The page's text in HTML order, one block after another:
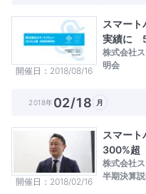
開催日 2018/08/16
スマー
実績に 5
株式会社
明会
2018年02/18 月
開催日 2018/02/16
スマー
300%超
株式会社
半期決算